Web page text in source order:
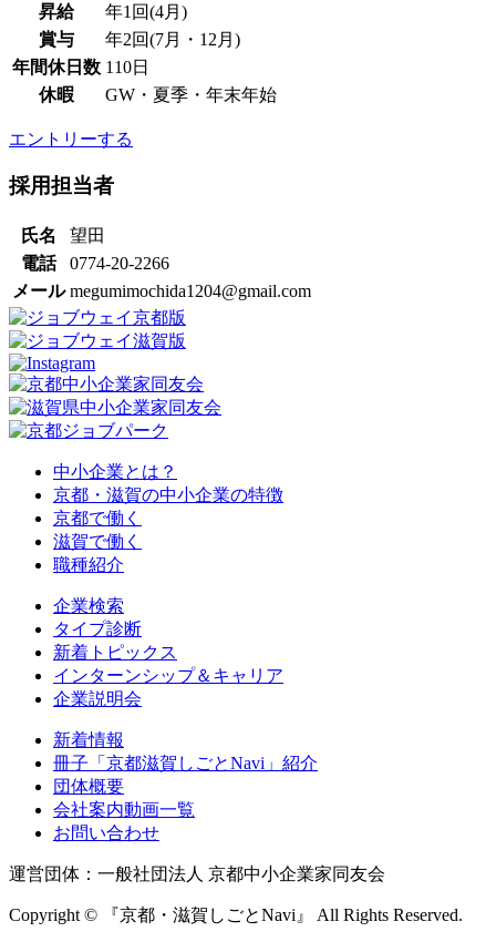
昇給
年1回(4月)
賞与
年2回(7月・12月)
年間休日数 110日
休暇
GW・夏季・年末年始
エントリーする
採用担当者
氏名
望田
電話
0774-20-2266
メール megumimochida1204@gmail.com
中小企業とは？
京都・滋賀の中小企業の特徴
京都で働く
滋賀で働く
職種紹介
企業検索
タイプ診断
新着トピックス
インターンシップ＆キャリア
企業説明会
新着情報
冊子「京都滋賀しごとNavi」紹介
団体概要
会社案内動画一覧
お問い合わせ
運営団体：一般社団法人 京都中小企業家同友会
Copyright © 『京都・滋賀しごとNavi』 All Rights Reserved.